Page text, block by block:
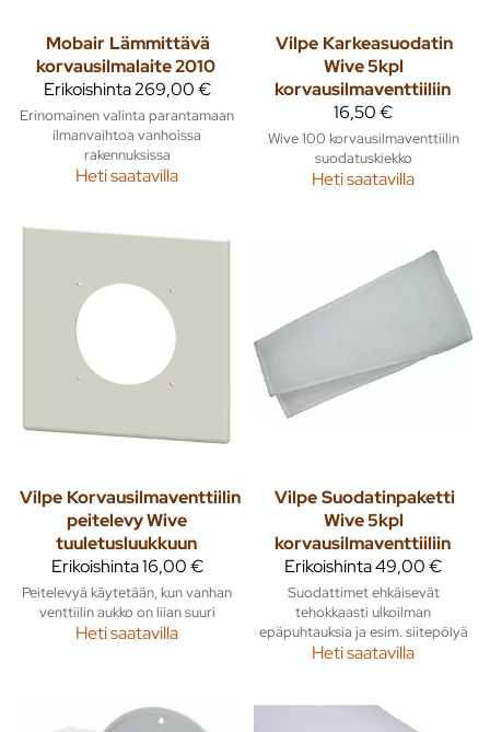
Mobair Lämmittävä
korvausilmalaite 2010
Erikoishinta269,00 €
Erinomainen valinta parantamaan
ilmanvaihtoa vanhoissa
rakennuksissa
Heti saatavilla
Vilpe Karkeasuodatin
Wive 5kpl
korvausilmaventtiiliin
16,50 €
Wive 100 korvausilmaventtiilin
suodatuskiekko
Heti saatavilla
Vilpe Korvausilmaventtiilin
peitelevy Wive
tuuletusluukkuun
Erikoishinta16,00 €
Peitelevyä käytetään, kun vanhan
venttiilin aukko on liian suuri
Heti saatavilla
Vilpe Suodatinpaketti
Wive 5kpl
korvausilmaventtiiliin
Erikoishinta49,00 €
Suodattimet ehkäisevät
tehokkaasti ulkoilman
epäpuhtauksia ja esim. siitepölyä
Heti saatavilla